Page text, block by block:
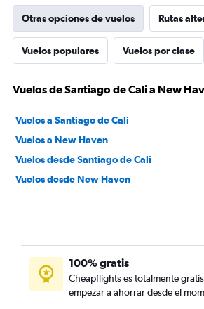
Otras opciones de vuelos Rutas
Vuelos populares Vuelos por clase
Vuelos de Santiago de Cali a New
Vuelos a Santiago de Cali
Vuelos a New Haven
Vuelos desde Santiago de Cali
Vuelos desde New Haven
100% gratis
Cheapflights es totalmente
empezar a ahorrar desde el